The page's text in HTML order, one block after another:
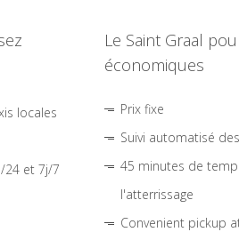
locales
24 et 7j/7
Le Saint Graal
économiques
Prix fixe
Suivi automatisé
45 minutes de
l'atterrissage
Convenient pickup